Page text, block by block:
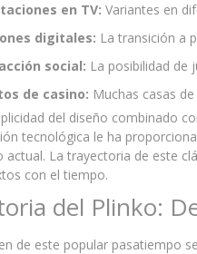
en TV: Variantes en
digitales: La transición a
social: La posibilidad de
de casino: Muchas casas
del diseño combinado
tecnológica le ha
actual. La trayectoria de este
con el tiempo.
del Plinko:
de este popular pasatiempo